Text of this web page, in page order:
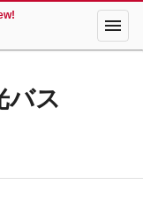
menu
バス